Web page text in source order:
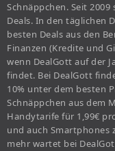
Schnäppchen. Seit
Deals. In den täglichen
besten Deals aus den
Finanzen (Kredite und
wenn DealGott auf der
findet. Bei DealGott
10% unter dem besten
Schnäppchen aus dem
Handytarife für 1,99€
und auch Smartphones
mehr wartet bei